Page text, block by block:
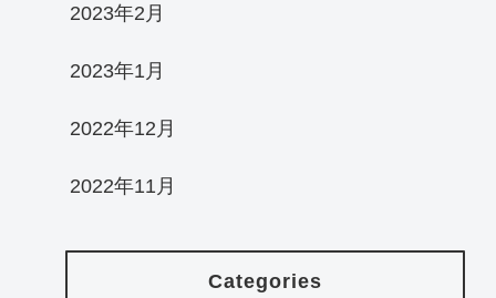
2023年2月
2023年1月
2022年12月
2022年11月
Categories